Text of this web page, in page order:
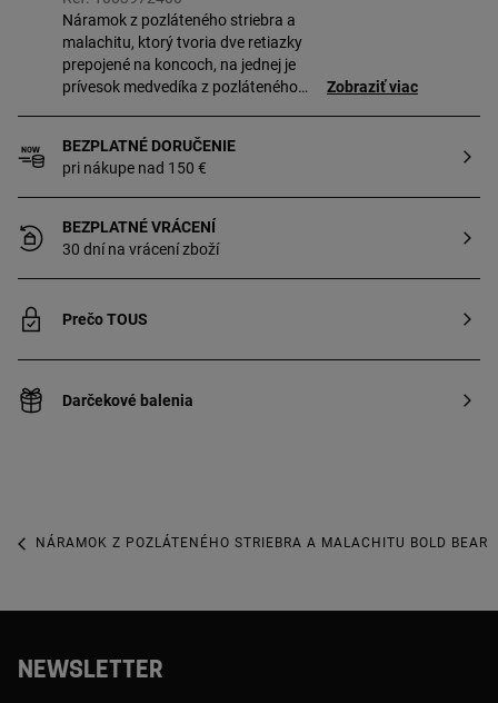
Náramok z pozláteného striebra a
malachitu, ktorý tvoria dve retiazky
prepojené na koncoch, na jednej je
prívesok medvedíka z pozláteného
medvedíka: 5,35 mm. Dĺžka náramku:
17,5 cm. Zapínanie na karabínku.
Zobraziť viac
BEZPLATNÉ DORUČENIE
pri nákupe nad 150 €
BEZPLATNÉ VRÁCENÍ
30 dní na vrácení zboží
Prečo TOUS
Darčekové balenia
NÁRAMOK Z POZLÁTENÉHO STRIEBRA A MALACHITU BOLD BEAR
NEWSLETTER